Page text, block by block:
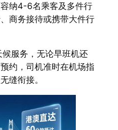
纳4-6名乘客及多件行
商务接待或携带大件行
候服务，无论早班机还
约，司机准时在机场指
缝衔接。